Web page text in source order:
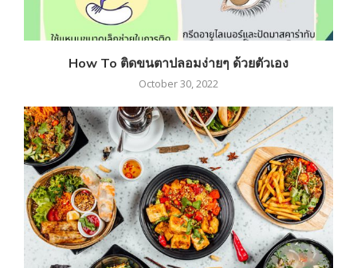
How To ติดขนตาปลอมง่ายๆ ด้วยตัวเอง
October 30, 2022